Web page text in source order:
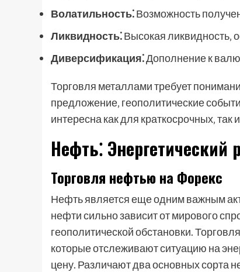
Волатильность⁚Возможность
Ликвидность⁚Высокая ликвидность‚
Диверсификация⁚Дополнение к
Торговля металлами требует
предложение‚ геополитические
интересна как для краткосрочных‚
Нефть⁚ Энергетический
Торговля нефтью на Форекс
Нефть является еще одним важным
нефти сильно зависит от мирового
геополитической обстановки.
которые отслеживают ситуацию на
цену. Различают два основных сорта